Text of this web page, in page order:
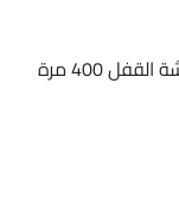
حتى تستفيد من الأموال ، تحتاج إلى زيارة شاشة القفل 400 مرة